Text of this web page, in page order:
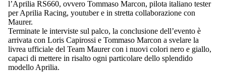
l’Aprilia RS660, ovvero Tommaso Marcon, pilota italiano tester
per Aprilia Racing, youtuber e in stretta collaborazione con
Maurer.
Terminate le interviste sul palco, la conclusione dell’evento è
arrivata con Loris Capirossi e Tommaso Marcon a svelare la
livrea ufficiale del Team Maurer con i nuovi colori nero e giallo,
capaci di mettere in risalto ogni particolare dello splendido
modello Aprilia.